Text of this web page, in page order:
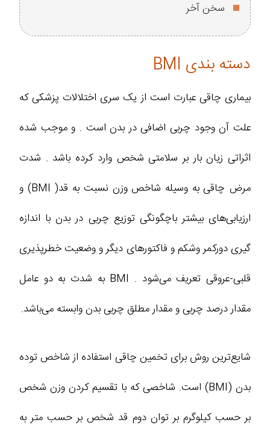
سخن آخر
دسته بندی BMI
بیماری چاقی عبارت است از یک سری اختلالات پزشکی که
علت آن وجود چربی اضافی در بدن است . و موجب شده
اثراتی زیان بار بر سلامتی شخص وارد کرده باشد . شدت
مرض چاقی به وسیله شاخص وزن نسبت به قد( BMI) و
ارزیابی‌های بیشتر باچگونگی توزیع چربی در بدن با اندازه
گیری دورکمر وشکم و فاکتورهای دیگر و وضعیت خطرپذیری
قلبی-عروقی تعریف می‌شود . BMI به شدت به دو عامل
مقدار درصد چربی و مقدار مطلق چربی بدن وابسته می‌باشد.
شایع‌ترین روش برای تخمین چاقی استفاده از شاخص توده
بدن (BMI) است. شاخصی که با تقسیم کردن وزن شخص
بر حسب کیلوگرم بر توان دوم قد شخص بر حسب متر به